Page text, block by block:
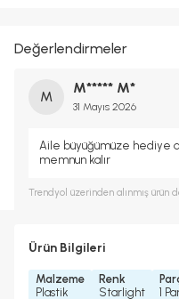
Değerlendirmeler
M
M***** M*
31 Mayıs 2026
Aile büyüğümüze hediye
memnun kalır
Trendyol üzerinden alınmış ürün
Ürün Bilgileri
Malzeme
Plastik
Renk
Starlight
1